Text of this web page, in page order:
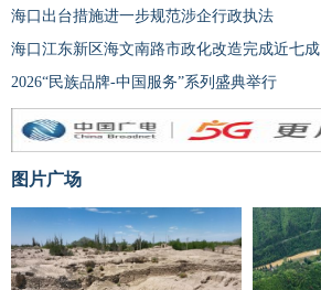
海口出台措施进一步规范涉企行政执法
海口江东新区海文南路市政化改造完成近七成
2026“民族品牌-中国服务”系列盛典举行
图片广场